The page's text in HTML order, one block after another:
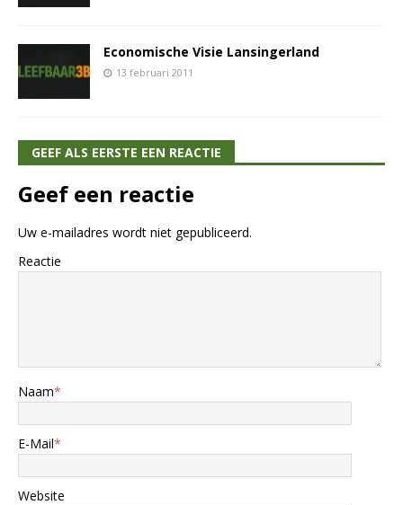
Economische Visie Lansingerland
13 februari 2011
GEEF ALS EERSTE EEN REACTIE
Geef een reactie
Uw e-mailadres wordt niet gepubliceerd.
Reactie
Naam*
E-Mail*
Website